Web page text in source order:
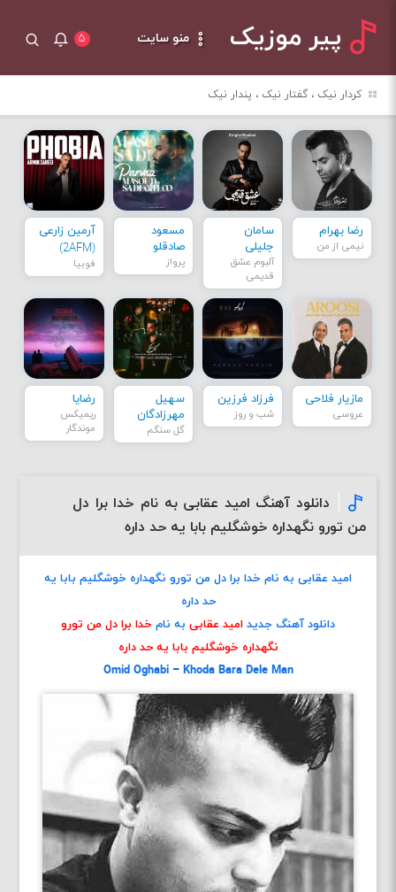
پیر موزیک منو سایت ۵
کردار نیک ، گفتار نیک ، پندار نیک
رضا بهرام
نیمی از من
سامان
جلیلی
آلبوم عشق
قدیمی
مسعود
صادقلو
پرواز
آرمین زارعی
(2AFM)
فوبیا
مازیار فلاحی
عروسی
فرزاد فرزین
شب و روز
سهیل
مهرزادگان
گل سنگم
رضایا
ریمیکس
موندگار
دانلود آهنگ امید عقابی به نام خدا برا دل
من تورو نگهداره خوشگلیم‌ بابا یه حد داره
امید عقابی به نام خدا برا دل من تورو نگهداره خوشگلیم‌ بابا یه
حد داره
دانلود آهنگ جدید امید عقابی به نام خدا برا دل من تورو
نگهداره خوشگلیم‌ بابا یه حد داره
Omid Oghabi – Khoda Bara Dele Man